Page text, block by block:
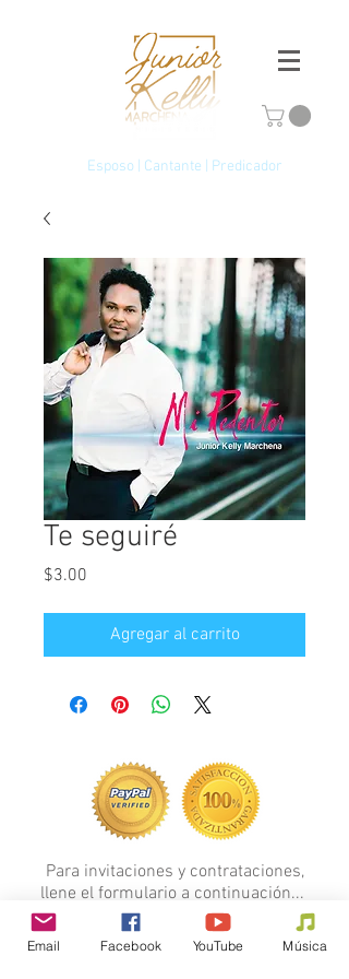
Esposo | Cantante | Predicador
Te seguiré
$3.00
Agregar al carrito
Para invitaciones y contrataciones,
llene el formulario a continuación...
FORMULARIO
Email Facebook YouTube Música